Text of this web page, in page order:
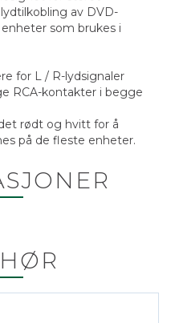
av DVD-
som brukes i
for L / R-lydsignaler
RCA-kontakter i begge
rødt og hvitt for å
på de fleste enheter.